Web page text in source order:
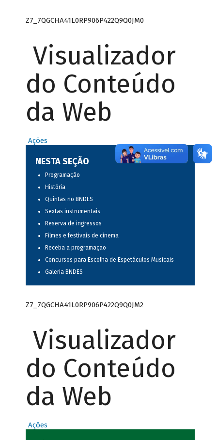
Z7_7QGCHA41L0RP906P422Q9Q0JM0
Visualizador
do Conteúdo
da Web
Ações
NESTA SEÇÃO
Programação
História
Quintas no BNDES
Sextas instrumentais
Reserva de ingressos
Filmes e festivais de cinema
Receba a programação
Concursos para Escolha de Espetáculos Musicais
Galeria BNDES
Z7_7QGCHA41L0RP906P422Q9Q0JM2
Visualizador
do Conteúdo
da Web
Ações